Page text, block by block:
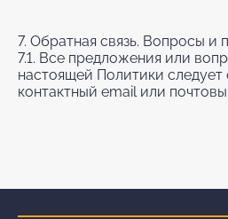
7. Обратная связь. Вопросы и
7.1. Все предложения или
настоящей Политики следует
контактный email или